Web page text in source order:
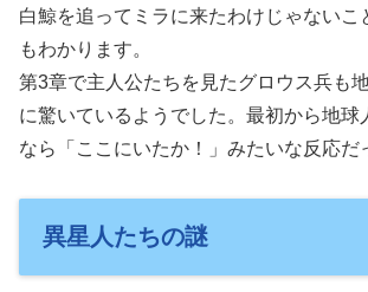
白鯨を追ってミラに来たわけじゃないこ
もわかります。
第3章で主人公たちを見たグロウス兵も
に驚いているようでした。最初から地球
なら「ここにいたか！」みたいな反応だ
異星人たちの謎